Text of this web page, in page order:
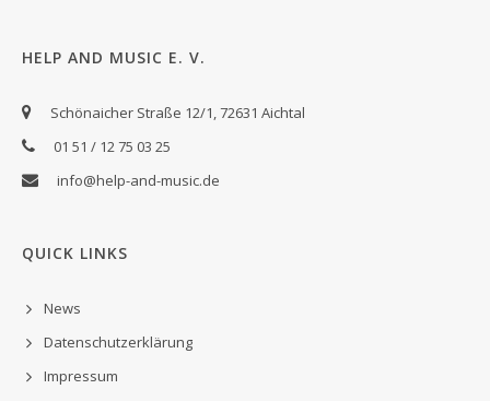
HELP AND MUSIC E. V.
Schönaicher Straße 12/1, 72631 Aichtal
01 51 / 12 75 03 25
info@help-and-music.de
QUICK LINKS
News
Datenschutzerklärung
Impressum